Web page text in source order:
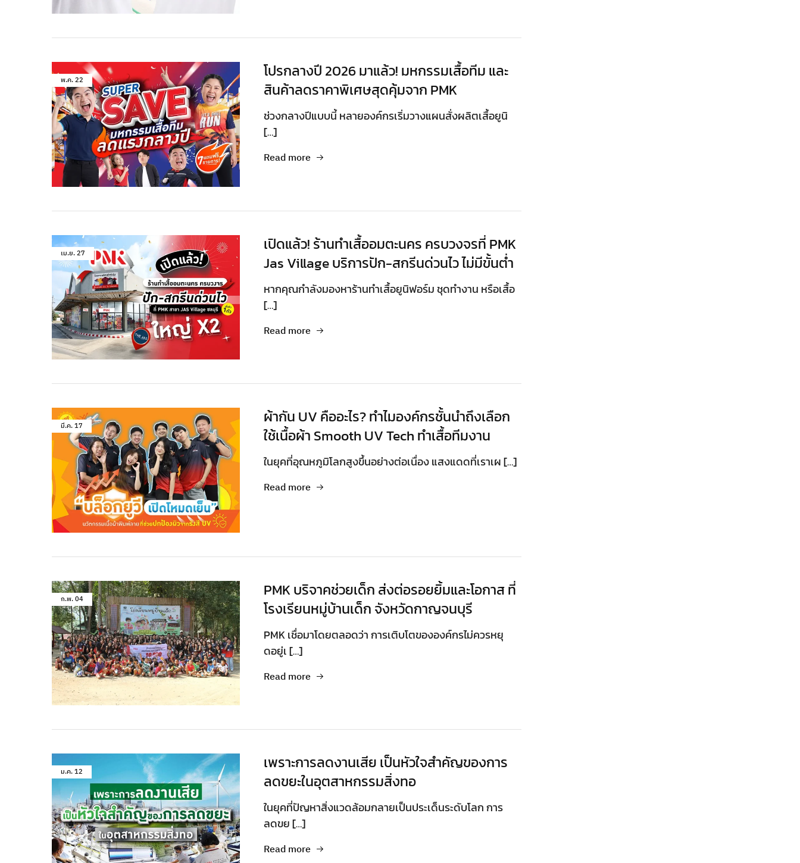
พ.ค.22
โปรกลางปี 2026 มาแล้ว! มหกรรมเสื้อทีม และ
สินค้าลดราคาพิเศษสุดคุ้มจาก PMK
ช่วงกลางปีแบบนี้ หลายองค์กรเริ่มวางแผนสั่งผลิตเสื้อยูนิ
[…]
Read more
เม.ย.27
เปิดแล้ว! ร้านทำเสื้ออมตะนคร ครบวงจรที่ PMK
Jas Village บริการปัก-สกรีนด่วนไว ไม่มีขั้นต่ำ
หากคุณกำลังมองหาร้านทำเสื้อยูนิฟอร์ม ชุดทำงาน หรือเสื้อ
[…]
Read more
มี.ค.17
ผ้ากัน UV คืออะไร? ทำไมองค์กรชั้นนำถึงเลือก
ใช้เนื้อผ้า Smooth UV Tech ทำเสื้อทีมงาน
ในยุคที่อุณหภูมิโลกสูงขึ้นอย่างต่อเนื่อง แสงแดดที่เราเผ […]
Read more
ก.พ.04
PMK บริจาคช่วยเด็ก ส่งต่อรอยยิ้มและโอกาส ที่
โรงเรียนหมู่บ้านเด็ก จังหวัดกาญจนบุรี
PMK เชื่อมาโดยตลอดว่า การเติบโตขององค์กรไม่ควรหยุ
ดอยู่เ […]
Read more
ม.ค.12
เพราะการลดงานเสีย เป็นหัวใจสำคัญของการ
ลดขยะในอุตสาหกรรมสิ่งทอ
ในยุคที่ปัญหาสิ่งแวดล้อมกลายเป็นประเด็นระดับโลก การ
ลดขย […]
Read more